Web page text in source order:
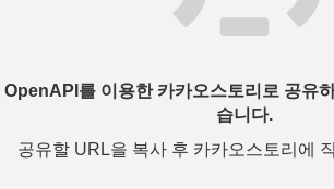
OpenAPI를 이용한 카카오스토리로 공유
습니다.
공유할 URL을 복사 후 카카오스토리에